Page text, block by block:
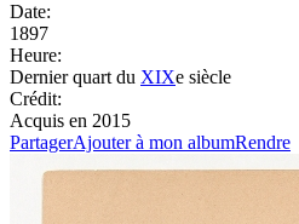
Date:
1897
Heure:
Dernier quart du XIXe siècle
Crédit:
Acquis en 2015
PartagerAjouter à mon albumRendre